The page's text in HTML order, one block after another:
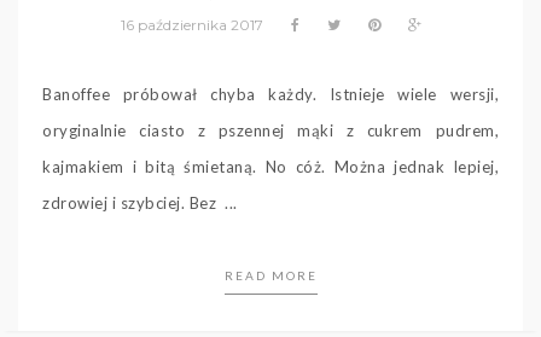
16 października 2017
Banoffee próbował chyba każdy. Istnieje wiele wersji,
oryginalnie ciasto z pszennej mąki z cukrem pudrem,
kajmakiem i bitą śmietaną. No cóż. Można jednak lepiej,
zdrowiej i szybciej. Bez ...
READ MORE